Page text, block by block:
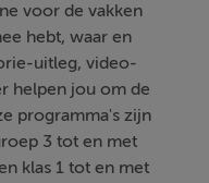
voor de vakken
hebt, waar en
uitleg, video-
helpen jou om de
programma's zijn
3 tot en met
klas 1 tot en met